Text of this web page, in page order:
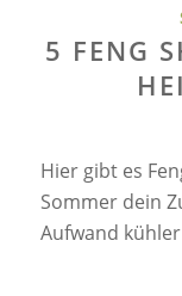
5 FENG
Hier gibt es
Sommer dein
Aufwand